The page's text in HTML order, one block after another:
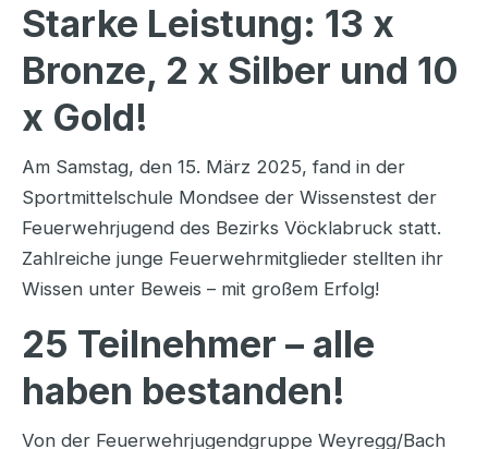
Starke Leistung: 13 x
Bronze, 2 x Silber und 10
x Gold!
Am Samstag, den 15. März 2025, fand in der
Sportmittelschule Mondsee der Wissenstest der
Feuerwehrjugend des Bezirks Vöcklabruck statt.
Zahlreiche junge Feuerwehrmitglieder stellten ihr
Wissen unter Beweis – mit großem Erfolg!
25 Teilnehmer – alle
haben bestanden!
Von der Feuerwehrjugendgruppe Weyregg/Bach